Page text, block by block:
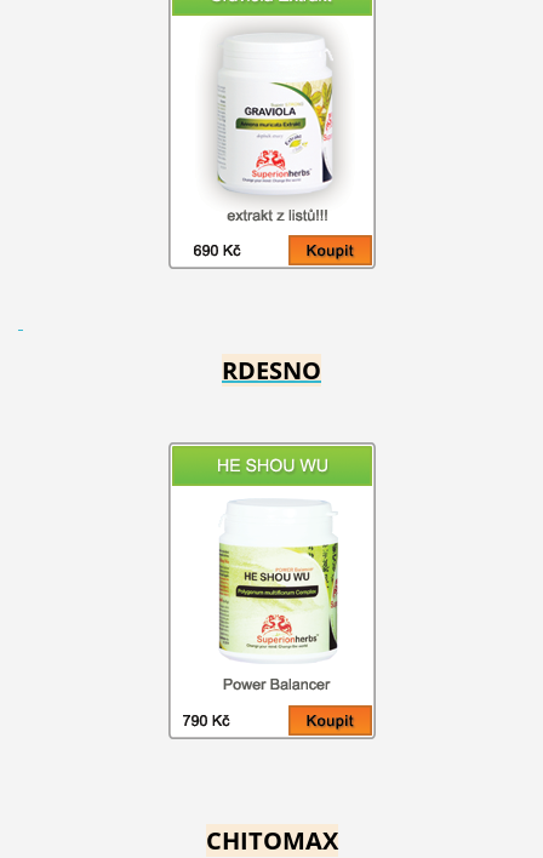
RDESNO
CHITOMAX